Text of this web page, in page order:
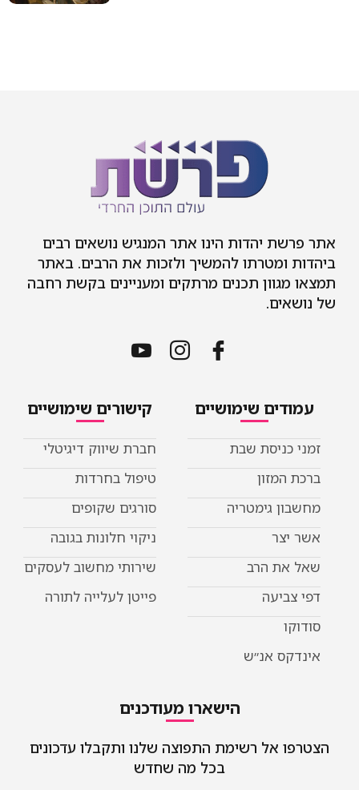
אתר פרשת יהדות הינו אתר המנגיש נושאים רבים
ביהדות ומטרתו להמשיך ולזכות את הרבים. באתר
תמצאו מגוון תכנים מרתקים ומעניינים בקשת רחבה
של נושאים.
עמודים שימושיים
זמני כניסת שבת
ברכת המזון
מחשבון גימטריה
אשר יצר
שאל את הרב
דפי צביעה
סודוקו
אינדקס אנ״ש
קישורים שימושיים
חברת שיווק דיגיטלי
טיפול בחרדות
סורגים שקופים
ניקוי חלונות בגובה
שירותי מחשוב לעסקים
פייטן לעלייה לתורה
הישארו מעודכנים
הצטרפו אל רשימת התפוצה שלנו ותקבלו עדכונים
בכל מה שחדש